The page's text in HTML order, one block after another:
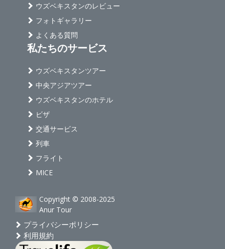
ウズベキスタンのレビュー
フォトギャラリー
よくある質問
私たちのサービス
ウズベキスタンツアー
中央アジアツアー
ウズベキスタンのホテル
ビザ
交通サービス
列車
フライト
MICE
Copyright © 2008-2025
Anur Tour
プライバシーポリシー
利用規約